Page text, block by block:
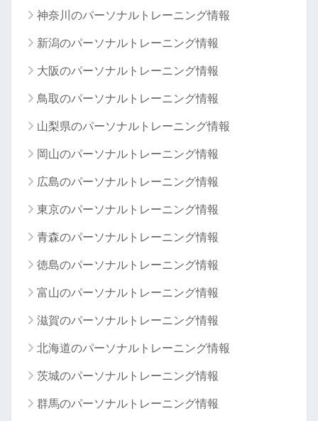
神奈川のパーソナルトレーニング情報
新潟のパーソナルトレーニング情報
大阪のパーソナルトレーニング情報
鳥取のパーソナルトレーニング情報
山梨県のパーソナルトレーニング情報
岡山のパーソナルトレーニング情報
広島のパーソナルトレーニング情報
東京のパーソナルトレーニング情報
青森のパーソナルトレーニング情報
徳島のパーソナルトレーニング情報
富山のパーソナルトレーニング情報
滋賀のパーソナルトレーニング情報
北海道のパーソナルトレーニング情報
茨城のパーソナルトレーニング情報
群馬のパーソナルトレーニング情報